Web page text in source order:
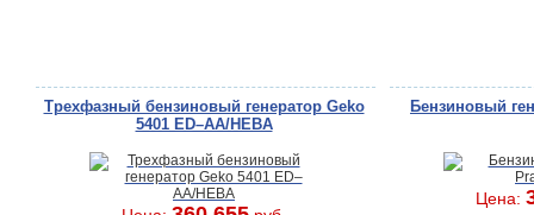
Трехфазный бензиновый генератор Geko
5401 ED–AA/HЕBA
Бензиновый
Цена: